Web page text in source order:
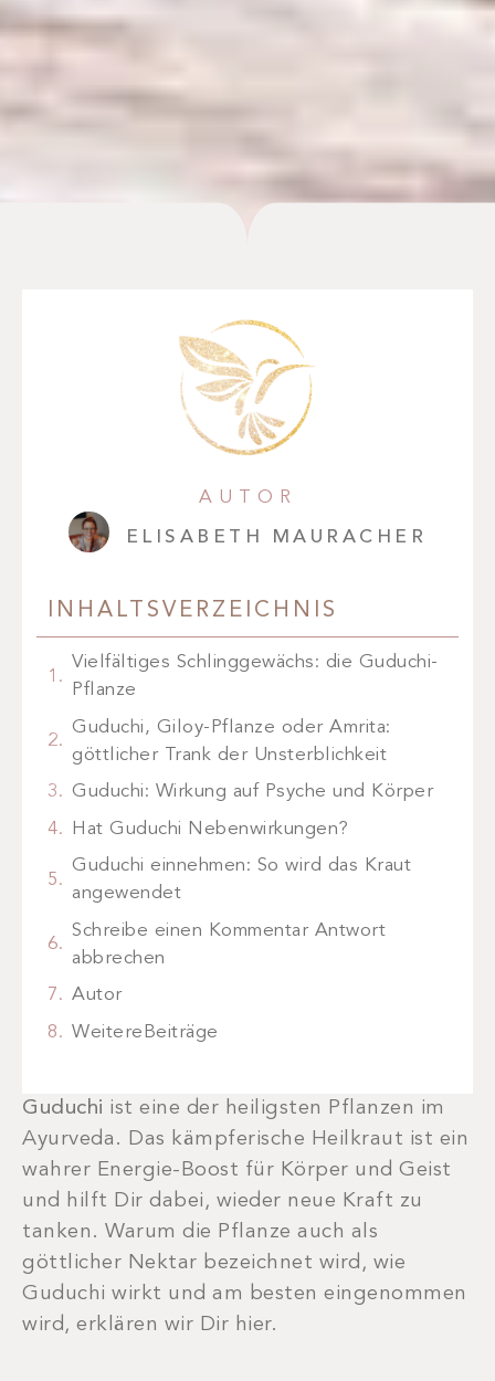
Guduchi ist eine der heiligsten Pflanzen im
Ayurveda. Das kämpferische Heilkraut ist ein
wahrer Energie-Boost für Körper und Geist
und hilft Dir dabei, wieder neue Kraft zu
tanken. Warum die Pflanze auch als
göttlicher Nektar bezeichnet wird, wie
Guduchi wirkt und am besten eingenommen
wird, erklären wir Dir hier.
AUTOR
ELISABETH MAURACHER
INHALTSVERZEICHNIS
Vielfältiges Schlinggewächs: die Guduchi-
Pflanze
Guduchi, Giloy-Pflanze oder Amrita:
göttlicher Trank der Unsterblichkeit
Guduchi: Wirkung auf Psyche und Körper
Hat Guduchi Nebenwirkungen?
Guduchi einnehmen: So wird das Kraut
angewendet
Schreibe einen Kommentar Antwort
abbrechen
Autor
WeitereBeiträge